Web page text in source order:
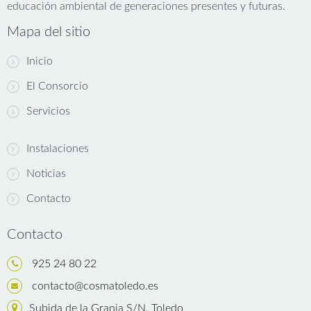
educación ambiental de generaciones presentes y futuras.
Mapa del sitio
Inicio
El Consorcio
Servicios
Instalaciones
Noticias
Contacto
Contacto
925 24 80 22
contacto@cosmatoledo.es
Subida de la Granja S/N, Toledo